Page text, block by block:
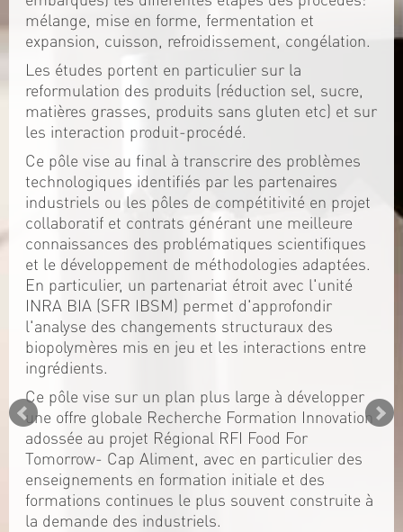
mélange, mise en forme, fermentation et
expansion, cuisson, refroidissement, congélation.
Les études portent en particulier sur la
reformulation des produits (réduction sel, sucre,
matières grasses, produits sans gluten etc) et sur
les interaction produit-procédé.
Ce pôle vise au final à transcrire des problèmes
technologiques identifiés par les partenaires
industriels ou les pôles de compétitivité en projet
collaboratif et contrats générant une meilleure
connaissances des problématiques scientifiques
et le développement de méthodologies adaptées.
En particulier, un partenariat étroit avec l'unité
INRA BIA (SFR IBSM) permet d'approfondir
l'analyse des changements structuraux des
biopolymères mis en jeu et les interactions entre
ingrédients.
Ce pôle vise sur un plan plus large à développer
une offre globale Recherche Formation Innovation
adossée au projet Régional RFI Food For
Tomorrow- Cap Aliment, avec en particulier des
enseignements en formation initiale et des
formations continues le plus souvent construite à
la demande des industriels.